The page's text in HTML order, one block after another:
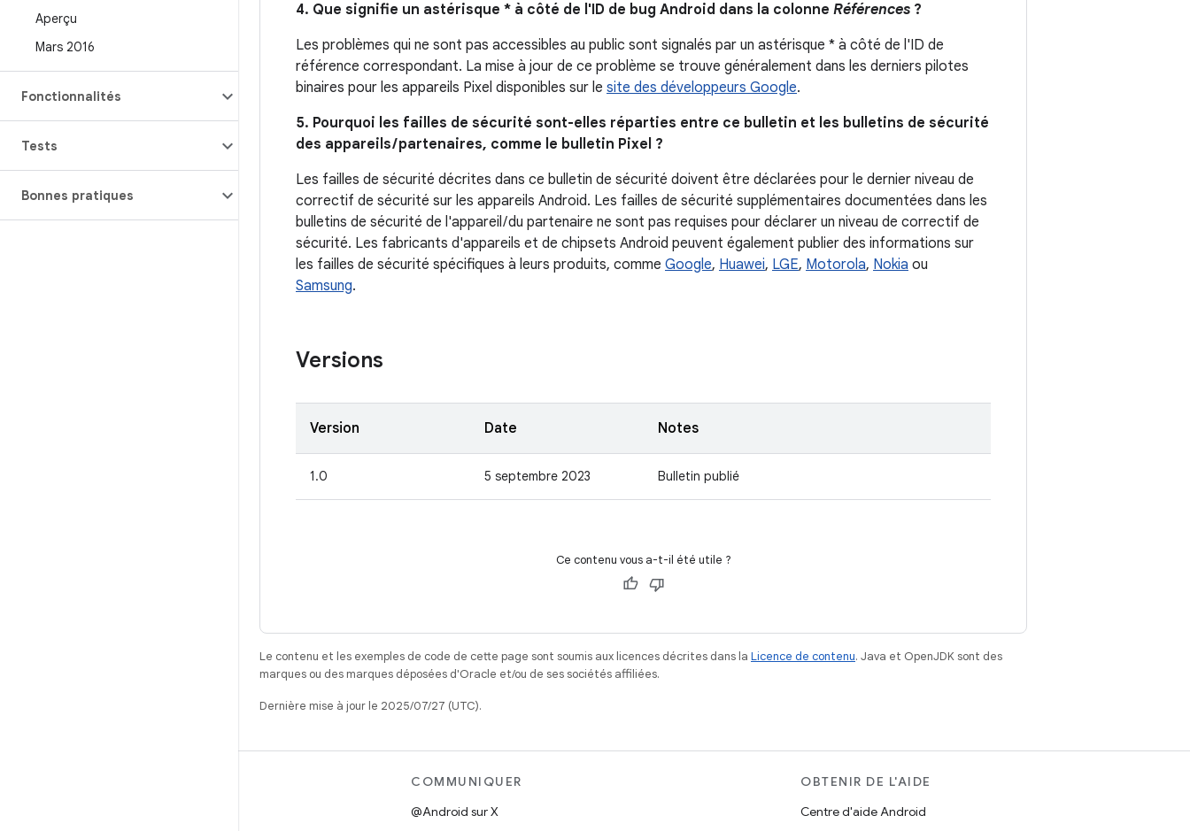
Aperçu
Mars 2016
Fonctionnalités
Tests
Bonnes pratiques
4. Que signifie un astérisque * à côté de l'ID de bug Android dans la colonne Références ?
Les problèmes qui ne sont pas accessibles au public sont signalés par un astérisque * à côté de l'ID de
référence correspondant. La mise à jour de ce problème se trouve généralement dans les derniers pilotes
binaires pour les appareils Pixel disponibles sur le site des développeurs Google.
5. Pourquoi les failles de sécurité sont-elles réparties entre ce bulletin et les bulletins de sécurité
des appareils / partenaires, comme le bulletin Pixel ?
Les failles de sécurité décrites dans ce bulletin de sécurité doivent être déclarées pour le dernier niveau de
correctif de sécurité sur les appareils Android. Les failles de sécurité supplémentaires documentées dans les
bulletins de sécurité de l'appareil / du partenaire ne sont pas requises pour déclarer un niveau de correctif de
sécurité. Les fabricants d'appareils et de chipsets Android peuvent également publier des informations sur
les failles de sécurité spécifiques à leurs produits, comme Google, Huawei, LGE, Motorola, Nokia ou
Samsung.
Versions
Version Date Notes
1.0 5 septembre 2023 Bulletin publié
Ce contenu vous a-t-il été utile ?
Le contenu et les exemples de code de cette page sont soumis aux licences décrites dans la Licence de contenu. Java et OpenJDK sont des
marques ou des marques déposées d'Oracle et/ou de ses sociétés affiliées.
Dernière mise à jour le 2025/07/27 (UTC).
COMMUNIQUER
@Android sur X
OBTENIR DE L'AIDE
Centre d'aide Android